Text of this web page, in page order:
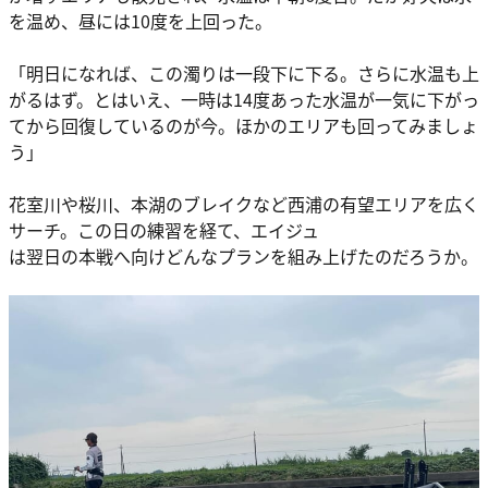
を温め、昼には10度を上回った。
「明日になれば、この濁りは一段下に下る。さらに水温も上
がるはず。とはいえ、一時は14度あった水温が一気に下がっ
てから回復しているのが今。ほかのエリアも回ってみましょ
う」
花室川や桜川、本湖のブレイクなど西浦の有望エリアを広く
サーチ。この日の練習を経て、エイジュ
は翌日の本戦へ向けどんなプランを組み上げたのだろうか。